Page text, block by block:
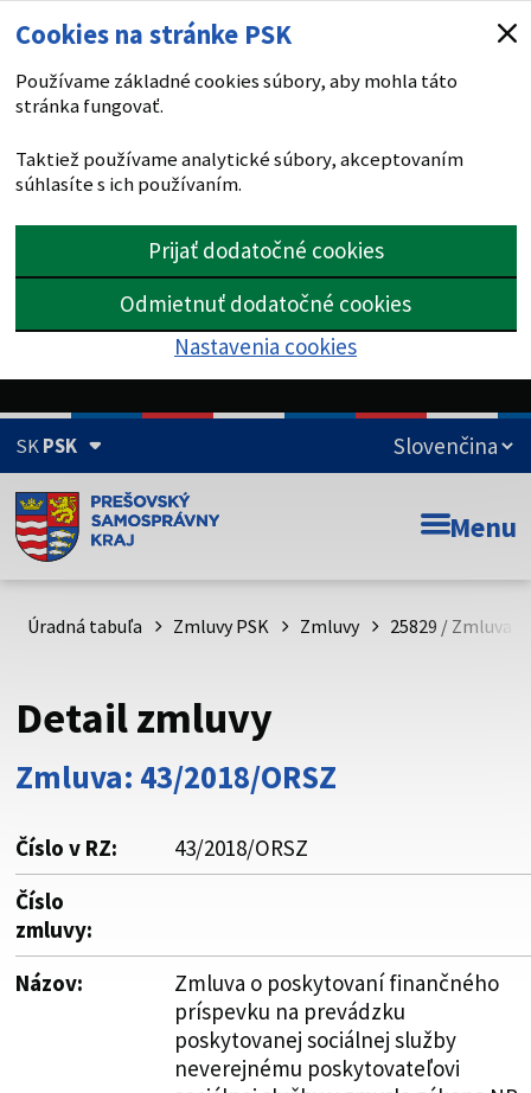
Cookies na stránke PSK
Používame základné cookies súbory, aby mohla táto
stránka fungovať.
Taktiež používame analytické súbory, akceptovaním
súhlasíte s ich používaním.
Prijať dodatočné cookies
Odmietnuť dodatočné cookies
Nastavenia cookies
SKPSK
Doména psk.sk je oficiálna
Toto je oficiálna webová stránka Prešovského
psk.sk.
Buďte pozorní a vždy sa uistite, že zdieľate informácie iba
cez zabezpečenú webovú stránku. Zabezpečená stránka
vždy začína https:// pred názvom domény webového sídla.
Menu
Úradná tabuľa Zmluvy PSK Zmluvy 25829 / Zmluva
Detail zmluvy
Zmluva: 43/2018/ORSZ
Číslo v RZ:
43/2018/ORSZ
Číslo
zmluvy:
Názov:
Zmluva o poskytovaní finančného
príspevku na prevádzku
poskytovanej sociálnej služby
neverejnému poskytovateľovi